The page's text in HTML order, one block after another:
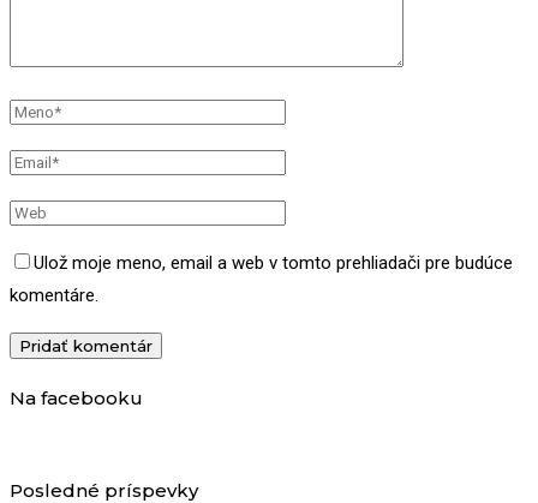
Ulož moje meno, email a web v tomto prehliadači pre budúce
komentáre.
Na facebooku
Posledné príspevky